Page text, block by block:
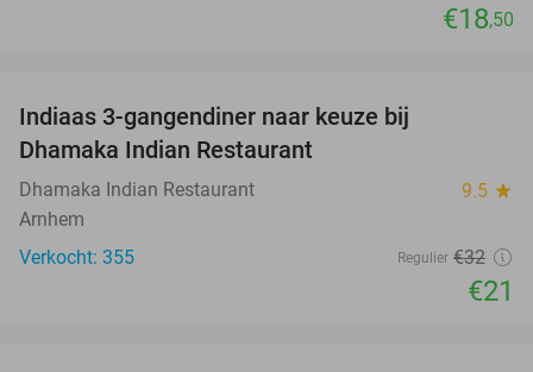
€18,50
Indiaas 3-gangendiner naar keuze bij
Dhamaka Indian Restaurant
Dhamaka Indian Restaurant 9.5 star
Arnhem
Verkocht: 355
Regulier €32
€21